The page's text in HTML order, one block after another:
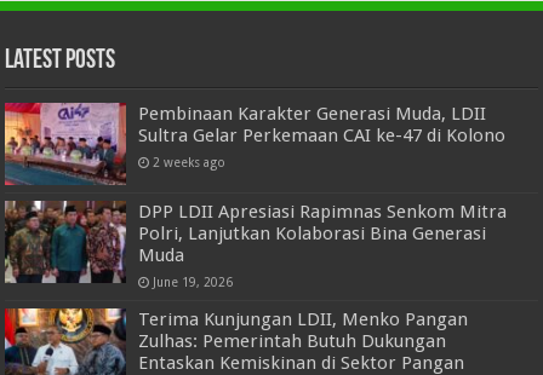
Latest Posts
Pembinaan Karakter Generasi Muda, LDII
Sultra Gelar Perkemaan CAI ke-47 di Kolono
2 weeks ago
DPP LDII Apresiasi Rapimnas Senkom Mitra
Polri, Lanjutkan Kolaborasi Bina Generasi
Muda
June 19, 2026
Terima Kunjungan LDII, Menko Pangan
Zulhas: Pemerintah Butuh Dukungan
Entaskan Kemiskinan di Sektor Pangan